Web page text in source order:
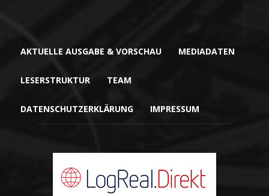
AKTUELLE AUSGABE & VORSCHAU MEDIADATEN
LESERSTRUKTUR TEAM
DATENSCHUTZERKLÄRUNG IMPRESSUM